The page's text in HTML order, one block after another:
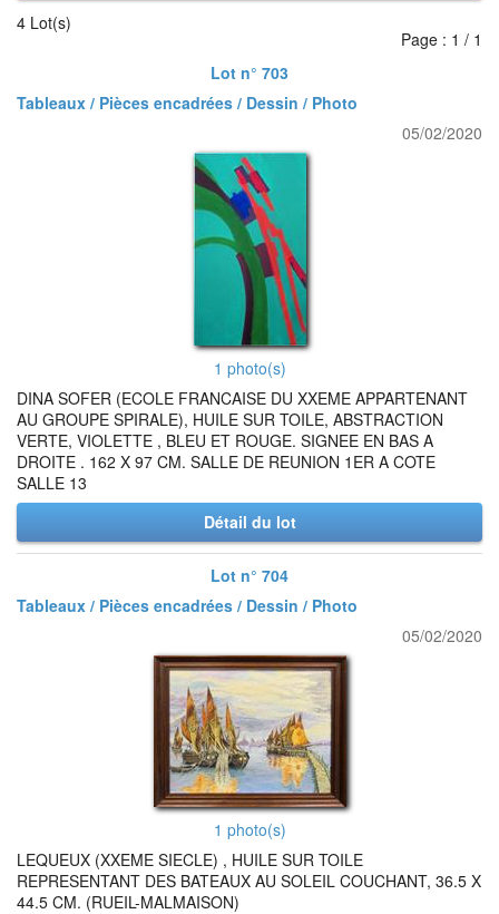
4 Lot(s)
Page : 1 / 1
Lot n° 703
Tableaux / Pièces encadrées / Dessin / Photo
05/02/2020
1 photo(s)
DINA SOFER (ECOLE FRANCAISE DU XXEME APPARTENANT
AU GROUPE SPIRALE), HUILE SUR TOILE, ABSTRACTION
VERTE, VIOLETTE , BLEU ET ROUGE. SIGNEE EN BAS A
DROITE . 162 X 97 CM. SALLE DE REUNION 1ER A COTE
SALLE 13
Détail du lot
Lot n° 704
Tableaux / Pièces encadrées / Dessin / Photo
05/02/2020
1 photo(s)
LEQUEUX (XXEME SIECLE) , HUILE SUR TOILE
REPRESENTANT DES BATEAUX AU SOLEIL COUCHANT, 36.5 X
44.5 CM. (RUEIL-MALMAISON)